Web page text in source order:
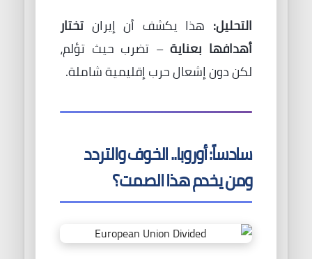
التحليل: هذا يكشف أن إيران تختار
أهدافها بعناية– تضرب حيث تؤلم،
لكن دون إشعال حرب إقليمية شاملة.
سادساً: أوروبا.. الخوف والتردد
ومن يخدم هذا الصمت؟